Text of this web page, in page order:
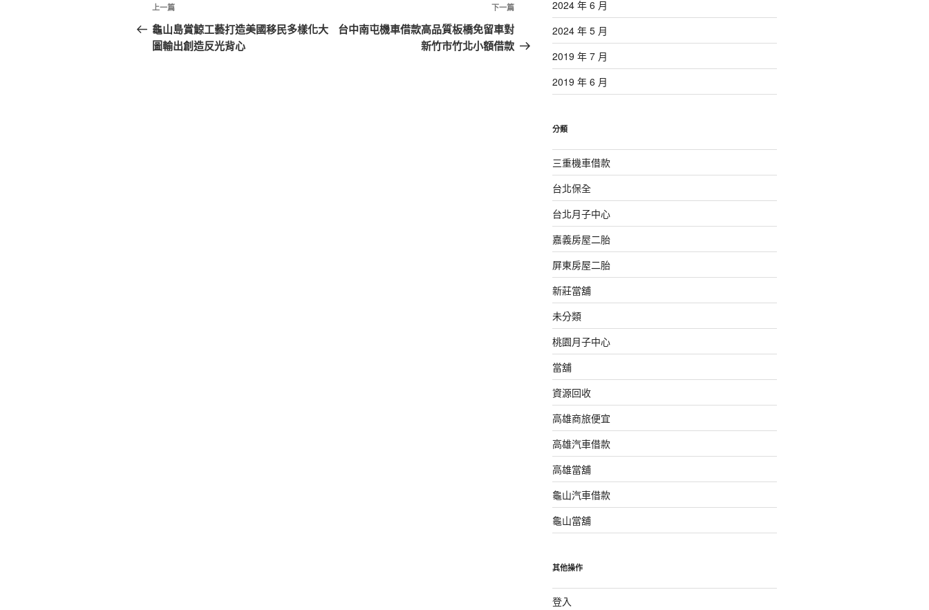
章
導
上
一
篇
上一篇
龜山島賞鯨工藝打造美國移民多樣化大
圖輸出創造反光背心
下
一
篇
下一篇
台中南屯機車借款高品質板橋免留車對
新竹市竹北小額借款
2024 年 6 月
2024 年 5 月
2019 年 7 月
2019 年 6 月
分類
三重機車借款
台北保全
台北月子中心
嘉義房屋二胎
屏東房屋二胎
新莊當舖
未分類
桃園月子中心
當舖
資源回收
高雄商旅便宜
高雄汽車借款
高雄當舖
龜山汽車借款
龜山當舖
其他操作
登入